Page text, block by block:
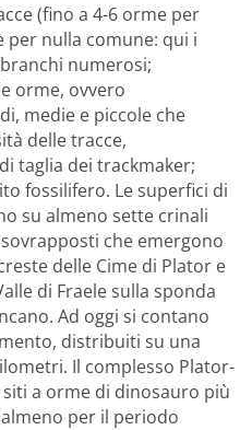
(fino a 4-6 orme per
nulla comune: qui i
numerosi;
orme, ovvero
medie e piccole che
delle tracce,
taglia dei trackmaker;
fossilifero. Le superfici di
su almeno sette crinali
che emergono
delle Cime di Plator e
di Fraele sulla sponda
Ad oggi si contano
distribuiti su una
Il complesso Plator-
a orme di dinosauro più
per il periodo